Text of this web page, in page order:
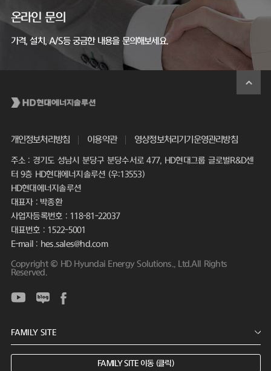
온라인 문의
가격, 설치, A/S등 궁금한 내용을 문의해보세요.
개인정보처리방침 이용약관 영상정보처리기기운영관리방침
주소 : 경기도 성남시 분당구 분당수서로 477, HD현대그룹 글로벌R&D센
터 9층 HD현대에너지솔루션 (우:13553)
HD현대에너지솔루션
대표자 : 박종환
사업자등록번호 : 118-81-22037
대표번호 : 1522-5001
E-mail : hes.sales@hd.com
Copyright © HD Hyundai Energy Solutions., Ltd.All Rights
Reserved.
FAMILY SITE 이동 (클릭)